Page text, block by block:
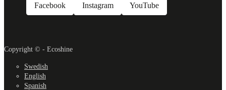
Facebook Instagram YouTube
Copyright © - Ecoshine
Swedish
English
Spanish